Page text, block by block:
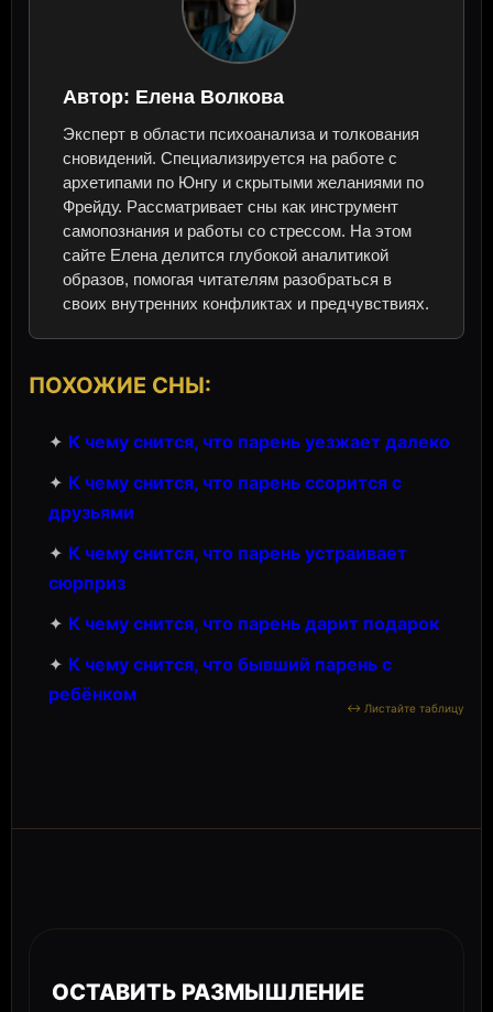
Автор: Елена Волкова
Эксперт в области психоанализа и толкования
сновидений. Специализируется на работе с
архетипами по Юнгу и скрытыми желаниями по
Фрейду. Рассматривает сны как инструмент
самопознания и работы со стрессом. На этом
сайте Елена делится глубокой аналитикой
образов, помогая читателям разобраться в
своих внутренних конфликтах и предчувствиях.
ПОХОЖИЕ СНЫ:
✦ К чему снится, что парень уезжает далеко
✦ К чему снится, что парень ссорится с
друзьями
✦ К чему снится, что парень устраивает
сюрприз
✦ К чему снится, что парень дарит подарок
✦ К чему снится, что бывший парень с
ребёнком
ОСТАВИТЬ РАЗМЫШЛЕНИЕ